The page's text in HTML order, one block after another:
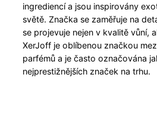
ingrediencí a jsou inspirovány
světě. Značka se zaměřuje na
se projevuje nejen v kvalitě vůní,
XerJoff je oblíbenou značkou
parfémů a je často označována
nejprestižnějších značek na trhu.